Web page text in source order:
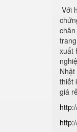
Với
xuất
thiết
giá